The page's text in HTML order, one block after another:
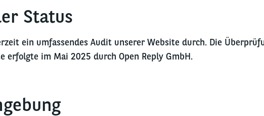
Status
ein umfassendes Audit unserer Website durch. Die
erfolgte im Mai 2025 durch Open Reply GmbH.